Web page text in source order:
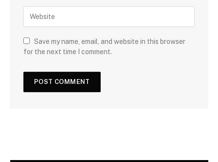
Save my name, email, and website in this browser
for the next time I comment.